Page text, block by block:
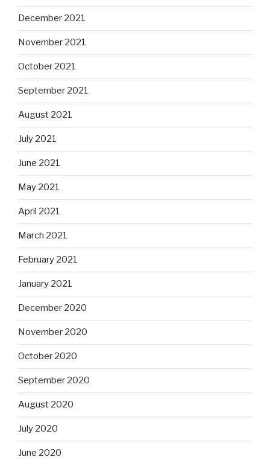
December 2021
November 2021
October 2021
September 2021
August 2021
July 2021
June 2021
May 2021
April 2021
March 2021
February 2021
January 2021
December 2020
November 2020
October 2020
September 2020
August 2020
July 2020
June 2020